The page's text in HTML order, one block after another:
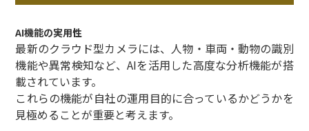
AI機能の実用性
最新のクラウド型カメラには、人物・車両・動物の識別
機能や異常検知など、AIを活用した高度な分析機能が搭
載されています。
これらの機能が自社の運用目的に合っているかどうかを
見極めることが重要と考えます。